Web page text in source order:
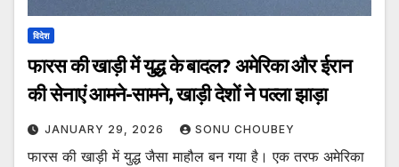
विदेश
फारस की खाड़ी में युद्ध के बादल? अमेरिका और ईरान
की सेनाएं आमने-सामने, खाड़ी देशों ने पल्ला झाड़ा
JANUARY 29, 2026 SONU CHOUBEY
फारस की खाड़ी में युद्ध जैसा माहौल बन गया है। एक तरफ अमेरिका